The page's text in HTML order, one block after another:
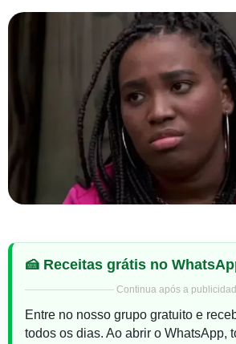
🍰 Receitas grátis no
Continua após a
Entre no nosso grupo gratuito e
todos os dias. Ao abrir o WhatsApp,